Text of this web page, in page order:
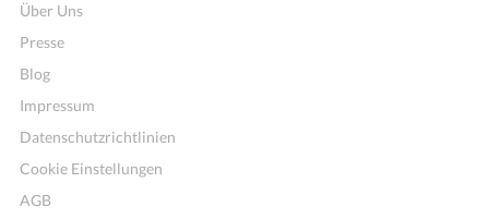
Über Uns
Presse
Blog
Impressum
Datenschutzrichtlinien
Cookie Einstellungen
AGB